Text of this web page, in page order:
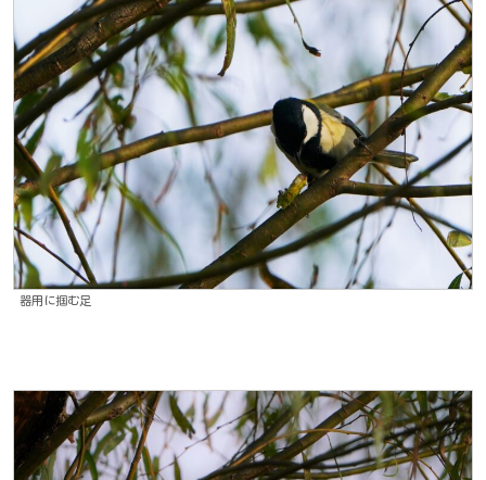
器用に掴む足